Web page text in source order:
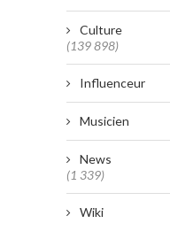
Culture
(139 898)
Influenceur
Musicien
News
(1 339)
Wiki